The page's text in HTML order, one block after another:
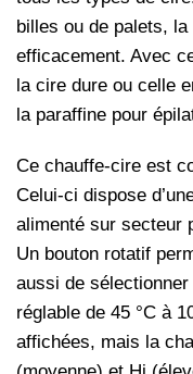
billes ou de palets,
efficacement. Avec
la cire dure ou celle
la paraffine pour
Ce chauffe-cire est
Celui-ci dispose
alimenté sur secteur
Un bouton rotatif
aussi de
réglable de 45 °C à
affichées, mais la